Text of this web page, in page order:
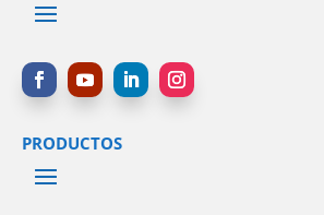
PRODUCTOS